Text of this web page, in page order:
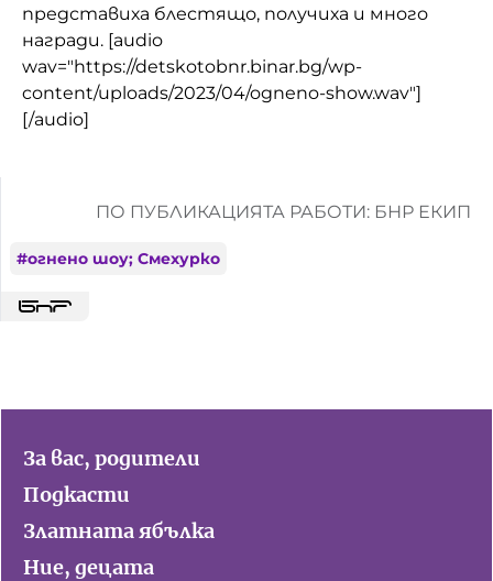
представиха блестящо, получиха и много
награди. [audio
wav="https://detskotobnr.binar.bg/wp-
content/uploads/2023/04/ogneno-show.wav"]
[/audio]
ПО ПУБЛИКАЦИЯТА РАБОТИ: БНР ЕКИП
#огнено шоу; Смехурко
За вас, родители
Подкасти
Златната ябълка
Ние, децата